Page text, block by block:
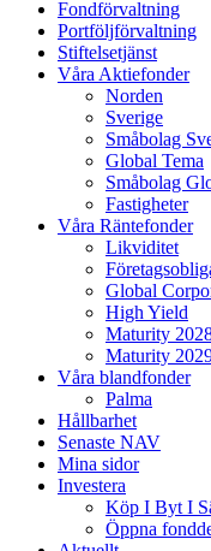
Fondförvaltning
Portföljförvaltning
Stiftelsetjänst
Våra Aktiefonder
Norden
Sverige
Småbolag
Global Tema
Småbolag
Fastigheter
Våra Räntefonder
Likviditet
Global
High Yield
Maturity
Maturity
Våra blandfonder
Palma
Hållbarhet
Senaste NAV
Mina sidor
Investera
Köp I Byt I
Öppna